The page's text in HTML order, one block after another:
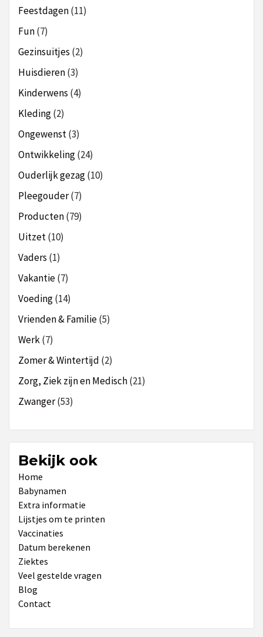
Feestdagen(11)
Fun(7)
Gezinsuitjes (2)
Huisdieren(3)
Kinderwens (4)
Kleding(2)
Ongewenst(3)
Ontwikkeling(24)
Ouderlijk gezag(10)
Pleegouder(7)
Producten(79)
Uitzet(10)
Vaders (1)
Vakantie(7)
Voeding(14)
Vrienden & Familie(5)
Werk(7)
Zomer & Wintertijd (2)
Zorg, Ziek zijn en Medisch(21)
Zwanger(53)
Bekijk ook
Home
Babynamen
Extra informatie
Lijstjes om te printen
Vaccinaties
Datum berekenen
Ziektes
Veel gestelde vragen
Blog
Contact